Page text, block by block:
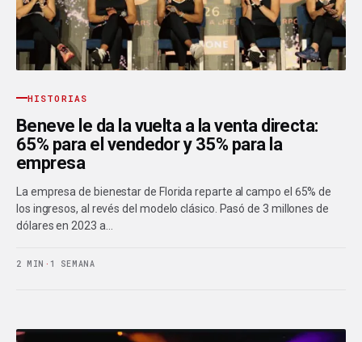
HISTORIAS
Beneve le da la vuelta a la venta directa:
65% para el vendedor y 35% para la
empresa
La empresa de bienestar de Florida reparte al campo el 65% de
los ingresos, al revés del modelo clásico. Pasó de 3 millones de
dólares en 2023 a…
2 MIN · 1 SEMANA